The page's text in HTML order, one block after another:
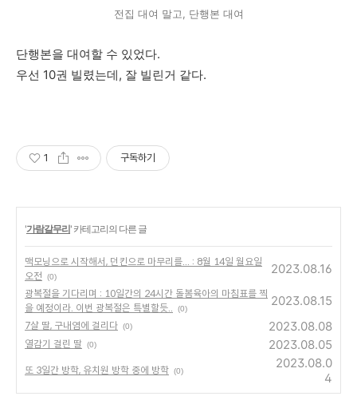
전집 대여 말고, 단행본 대여
단행본을 대여할 수 있었다.
우선 10권 빌렸는데, 잘 빌린거 같다.
1 구독하기
'가람갈무리' 카테고리의 다른 글
맥모닝으로 시작해서, 던킨으로 마무리를... : 8월 14일 월요일
오전
(0)
2023.08.16
광복절을 기다리며 : 10일간의 24시간 돌봄육아의 마침표를 찍
을 예정이라. 이번 광복절은 특별할듯..
(0)
2023.08.15
7살 딸, 구내염에 걸리다 (0) 2023.08.08
열감기 걸린 딸 (0) 2023.08.05
또 3일간 방학, 유치원 방학 중에 방학 (0)
2023.08.0
4